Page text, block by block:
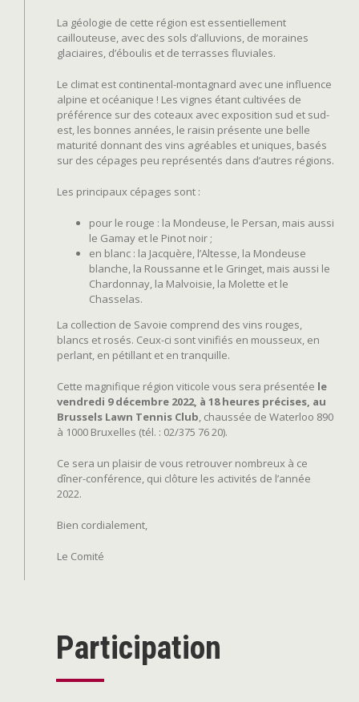
La géologie de cette région est essentiellement
caillouteuse, avec des sols d’alluvions, de moraines
glaciaires, d’éboulis et de terrasses fluviales.
Le climat est continental-montagnard avec une influence
alpine et océanique ! Les vignes étant cultivées de
préférence sur des coteaux avec exposition sud et sud-
est, les bonnes années, le raisin présente une belle
maturité donnant des vins agréables et uniques, basés
sur des cépages peu représentés dans d’autres régions.
Les principaux cépages sont :
pour le rouge : la Mondeuse, le Persan, mais aussi
le Gamay et le Pinot noir ;
en blanc : la Jacquère, l’Altesse, la Mondeuse
blanche, la Roussanne et le Gringet, mais aussi le
Chardonnay, la Malvoisie, la Molette et le
Chasselas.
La collection de Savoie comprend des vins rouges,
blancs et rosés. Ceux-ci sont vinifiés en mousseux, en
perlant, en pétillant et en tranquille.
Cette magnifique région viticole vous sera présentée le
vendredi 9 décembre 2022, à 18 heures précises, au
Brussels Lawn Tennis Club, chaussée de Waterloo 890
à 1000 Bruxelles (tél. : 02/375 76 20).
Ce sera un plaisir de vous retrouver nombreux à ce
dîner-conférence, qui clôture les activités de l’année
2022.
Bien cordialement,
Le Comité
Participation